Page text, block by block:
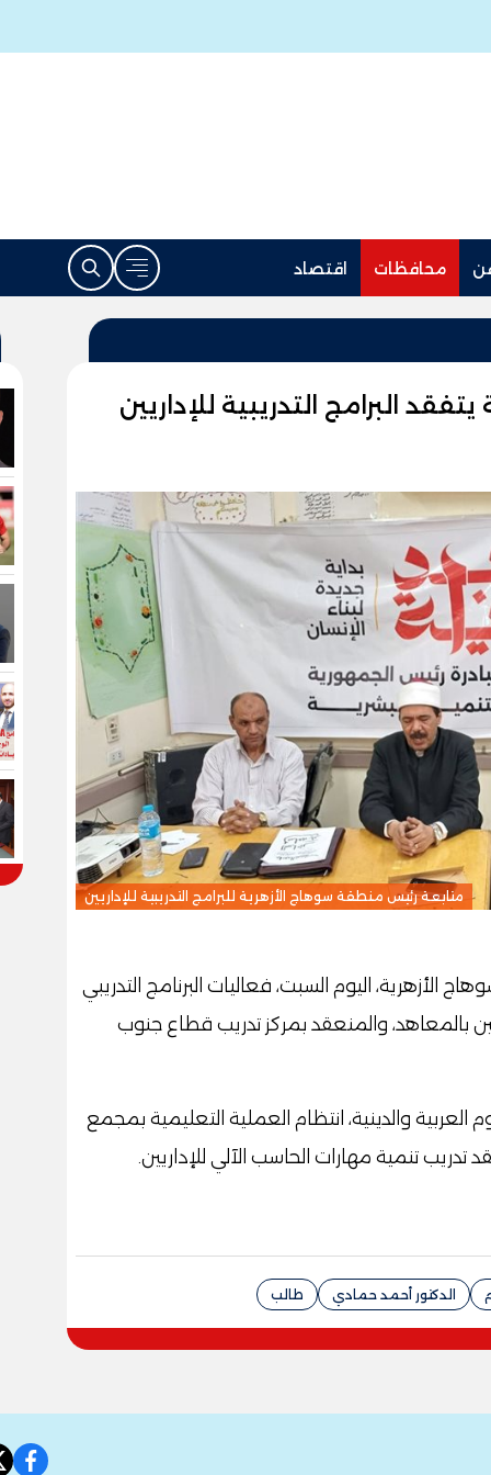
محافظات اقتصاد
البرامج التدريبية للإداريين
متابعة رئيس منطقة سوهاج الأزهرية للبرامج التدريبية للإداريين
اليوم السبت، فعاليات البرنامج التدريبي
بالمعاهد، والمنعقد بمركز تدريب قطاع جنوب
والدينية، انتظام العملية التعليمية بمجمع
تنمية مهارات الحاسب الآلي للإداريين.
الدكتور أحمد حمادي طالب